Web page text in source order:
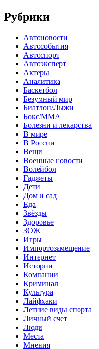
Рубрики
Автоновости
Автособытия
Автоспорт
Автоэксперт
Актеры
Аналитика
Баскетбол
Безумный мир
Биатлон/Лыжи
Бокс/MMA
Болезни и лекарства
В мире
В России
Вещи
Военные новости
Волейбол
Гаджеты
Дети
Дом и сад
Еда
Звёзды
Здоровье
ЗОЖ
Игры
Импортозамещение
Интернет
Истории
Компании
Криминал
Культура
Лайфхаки
Летние виды спорта
Личный счет
Люди
Места
Мнения